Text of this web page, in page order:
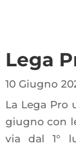
Lega
10 Giugno
La Lega Pro
giugno con
via dal 1°